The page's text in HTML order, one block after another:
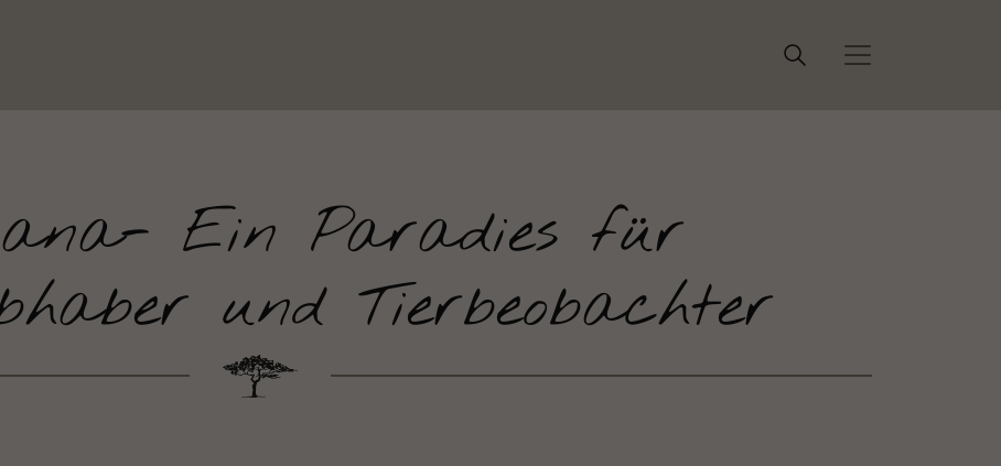
Ein Paradies für
und Tierbeobachter